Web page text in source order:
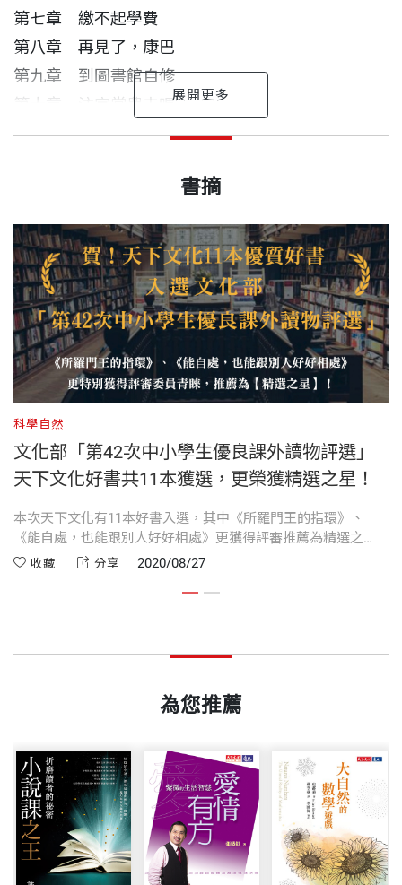
第七章 繳不起學費
第八章 再見了，康巴
第九章 到圖書館自修
第十章 注定當農夫嗎
第十一章 真的有電可用了
第十三章 科學破解巫術
第十五章 接下來要做什麼
結 語 讓非洲充滿希望
認真，我雙臂的肌肉依然痠疼得如熾火燃燒。不過現
在大功告成了，風車已經用螺栓固定，穩穩當當的安
裝在風塔上。
風塔在扭曲的鋼鐵和塑膠材料的重量之下，紋風不
動、穩固扎實。現在我看著它，覺得它百分之百就是
這個樣子——那來自夢想中的物體。
風塔建好的消息傳遍四周的村莊，大夥兒陸續抵達。
做買賣的從他們的攤位看到風塔，於是打包收攤；卡
車司機把車停在路旁。大家走入山谷，聚集在風塔的
陰影下。我認得這些面孔，其中有些人幾個月來都對
我冷嘲熱諷，現在仍彼此咬著耳朵，甚至哈哈大笑。
我左手拿穩一小段蘆葦稈，它的一端接著燈泡，另一
條木階。柔軟的木頭因我的重量而咿軋作響，人群安
我信心十足的繼續慢慢往上爬，最後來到風車粗糙簡
陋的結構面前。它的塑膠葉片燒得發黑，金屬骨架用
螺栓拴緊並焊接固定。
是資訊全球化卻協助許多孩子跨越環境的限制，追求
自己的夢想，相信威廉的故事可以感動並且鼓舞許多
徬徨中的孩子與年輕人。
——李偉文，親子作家暨荒野保護協會榮譽理事長
國外推薦人
威廉．坎寬巴發展風力發電的成就告訴我們，一個人
《馭風男孩》就是這麼一個動人且振奮人心的故事。
《馭風男孩》這本書顯示了，一個卓越的人可以激勵
我看到威廉的家庭在旱災時受的苦，心都揪了起來，
但看到他不屈不撓把光明帶給家人，把希望帶給村民
時，又開心了起來。《馭風男孩》是非凡的故事，描
窮得沒飯吃也沒書念的坎寬巴，14歲那年在圖書館自
自己的未來。他用簡易工具和廢棄場的破銅爛鐵，在
眾人懷疑的眼光下，成功蓋了一座風車發電機，讓他
家躋身為全馬拉威百分之二的有電人口。
他的傳奇故事隨風傳播開來，感動了無數人，也吸引
來許多關懷與幫助。坎寬巴現在就讀於非洲領導者學
院，他的下一個心願是：打造一個充滿創新、而非依
賴別人慈善施捨的非洲。
米勒 作者
前美聯社記者，專門報導非洲的消息，聽聞了坎寬巴
台大外文系學士，師大翻譯研究所碩士。受教於鄭振
丹津跋摩比丘尼、澳洲蘇嘉多禪師、英國世友先生等
善知識之口譯。譯有《作為上師的妻子》及數本小
說。
書號 BCS138A
出版社 天下文化
裝幀 平裝
開本 14.8×21cm
印刷規格 黑白
重量 492
書摘
科學自然
文化部「第42次中小學生優良課外讀物評選」
天下文化好書共11本獲選，更榮獲精選之星！
本次天下文化有11本好書入選，其中《所羅門王的指環》、
《能自處，也能跟別人好好相處》更獲得評審推薦為精選之
星。收藏 分享 2020/08/27
為您推薦